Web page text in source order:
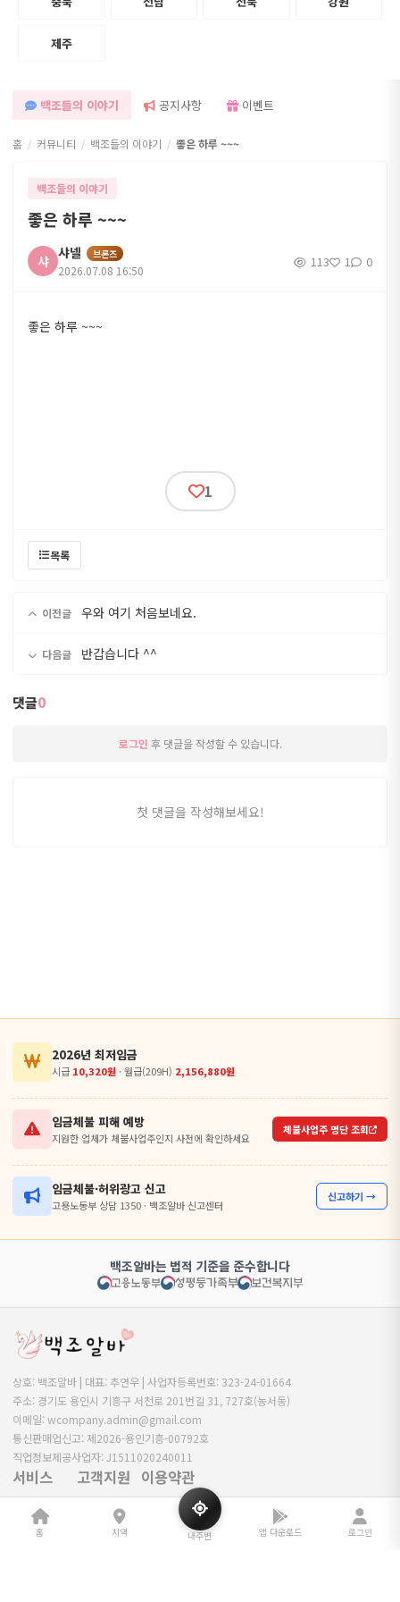
본 사이트는 만 19세 미만 미성년자가 이용할 수 없는 성인 구인구직 정보를 제공합니
제주
백조들의 이야기 공지사항 이벤트
홈 커뮤니티 백조들의 이야기 좋은 하루 ~~~
백조들의 이야기
좋은 하루 ~~~
샤 샤넬 브론즈
2026.07.08 16:50
113 1 0
좋은 하루 ~~~
1
목록
이전글 우와 여기 처음보네요.
다음글 반갑습니다 ^^
댓글0
로그인 후 댓글을 작성할 수 있습니다.
첫 댓글을 작성해보세요!
2026년 최저임금
시급 10,320원 · 월급(209H) 2,156,880원
임금체불 피해 예방
지원한 업체가 체불사업주인지 사전에 확인하세요
체불사업주 명단 조회
임금체불·허위광고 신고
고용노동부 상담 1350 · 백조알바 신고센터
신고하기 →
백조알바는 법적 기준을 준수합니다
상호: 백조알바 | 대표: 추연우 | 사업자등록번호: 323-24-01664
주소: 경기도 용인시 기흥구 서천로 201번길 31, 727호(농서동)
이메일: wcompany.admin@gmail.com
통신판매업신고: 제2026-용인기흥-00792호
직업정보제공사업자: J1511020240011
서비스
광고 환불 안내
고객지원
자주 묻는 질문
이용약관
이용약관
개인정보처리방침
홈 지역 내주변 앱 다운로드 로그인